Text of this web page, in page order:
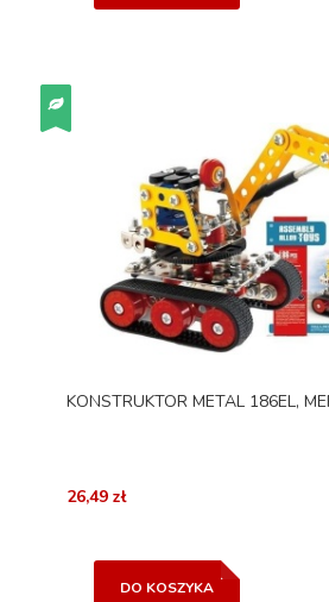
KONSTRUKTOR METAL 186EL,
26,49 zł
DO KOSZYKA